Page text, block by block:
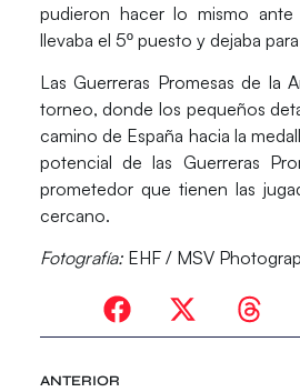
pudieron hacer lo mismo ante
llevaba el 5º puesto y dejaba
Las Guerreras Promesas de la
torneo, donde los pequeños
camino de España hacia la
potencial de las Guerreras
prometedor que tienen las
cercano.
Fotografía:EHF / MSV
ANTERIOR